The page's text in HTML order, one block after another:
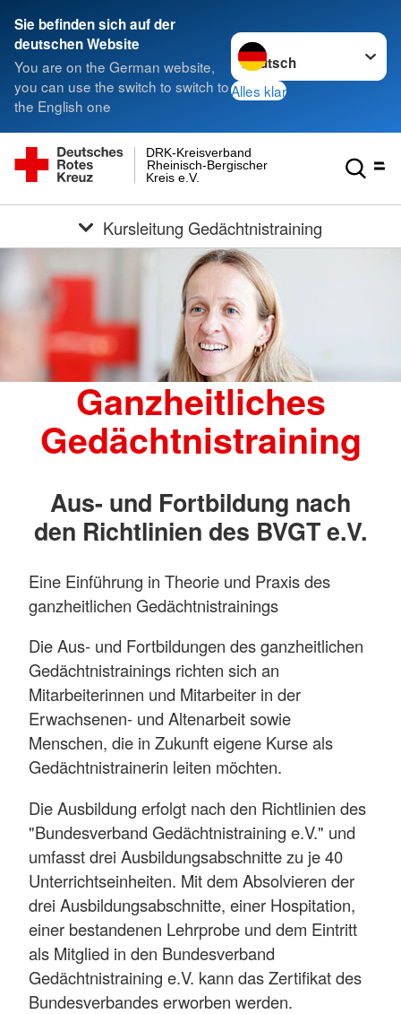
Sie befinden sich auf der
deutschen Website
You are on the German website,
you can use the switch to switch to
the English one
Sprache wechseln zu
Alles klar
Kreis e.V.
Rheinisch-Bergischer
DRK-Kreisverband
Kursleitung Gedächtnistraining
Ganzheitliches
Gedächtnistraining
Aus- und Fortbildung nach
den Richtlinien des BVGT e.V.
Eine Einführung in Theorie und Praxis des
ganzheitlichen Gedächtnistrainings
Die Aus- und Fortbildungen des ganzheitlichen
Gedächtnistrainings richten sich an
Mitarbeiterinnen und Mitarbeiter in der
Erwachsenen- und Altenarbeit sowie
Menschen, die in Zukunft eigene Kurse als
Gedächtnistrainerin leiten möchten.
Die Ausbildung erfolgt nach den Richtlinien des
"Bundesverband Gedächtnistraining e.V." und
umfasst drei Ausbildungsabschnitte zu je 40
Unterrichtseinheiten. Mit dem Absolvieren der
drei Ausbildungsabschnitte, einer Hospitation,
einer bestandenen Lehrprobe und dem Eintritt
als Mitglied in den Bundesverband
Gedächtnistraining e.V. kann das Zertifikat des
Bundesverbandes erworben werden.